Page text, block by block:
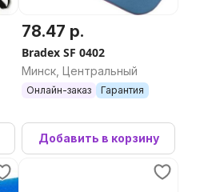
78.47 р.
Bradex SF 0402
Минск, Центральный
Онлайн-заказ Гарантия
Добавить в корзину